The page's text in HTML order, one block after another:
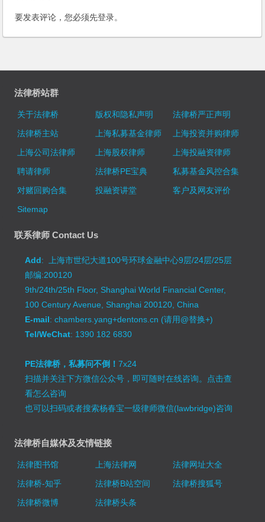
要发表评论，您必须先登录。
法律桥站群
关于法律桥 版权和隐私声明
法律桥严正声明
法律桥主站
上海私募基金律师
上海投资并购律师
上海公司法律师
上海股权律师
上海投融资律师
聘请律师
法律桥PE宝典
私募基金风控合集
对赌回购合集
投融资讲堂
客户及网友评价
Sitemap
联系律师 Contact Us
Add: 上海市世纪大道100号环球金融中心9层/24层/25层
邮编:200120
9th/24th/25th Floor, Shanghai World Financial Center,
100 Century Avenue, Shanghai 200120, China
E-mail: chambers.yang+dentons.cn (请用@替换+)
Tel/WeChat: 1390 182 6830
PE法律桥，私募问不倒！7x24
扫描并关注下方微信公众号，即可随时在线咨询。 点击查
看怎么咨询
也可以扫码或者搜索杨春宝一级律师微信(lawbridge)咨询
法律桥自媒体及友情链接
法律图书馆 上海法律网
法律网址大全
法律桥-知乎
法律桥B站空间
法律桥搜狐号
法律桥微博
法律桥头条